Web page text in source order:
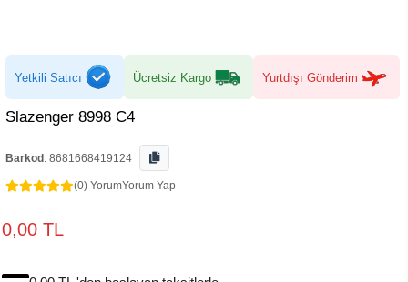
Yetkili Satıcı Ücretsiz Kargo Yurtdışı Gönderim
Slazenger 8998 C4
Barkod : 8681668419124
(0) YorumYorum Yap
0,00 TL